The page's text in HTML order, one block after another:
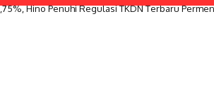
Hino Penuhi Regulasi TKDN Terbaru